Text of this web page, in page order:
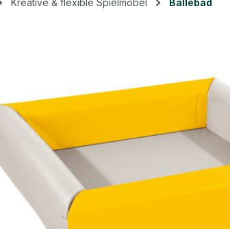
Kreative & flexible Spielmöbel Bällebad